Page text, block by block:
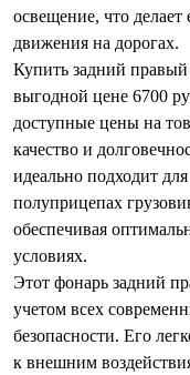
освещение, что
движения на дорогах.
Купить задний
выгодной цене 6700
доступные цены на
качество и
идеально подходит
полуприцепах
обеспечивая
условиях.
Этот фонарь задний
учетом всех
безопасности. Его
к внешним